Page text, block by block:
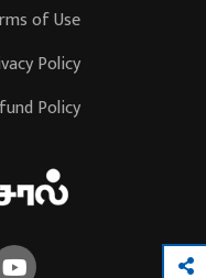
of Use
Policy
Policy